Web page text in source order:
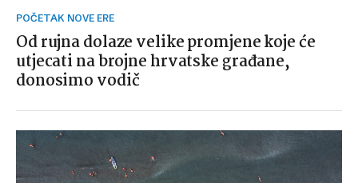
POČETAK NOVE ERE
Od rujna dolaze velike promjene koje će
utjecati na brojne hrvatske građane,
donosimo vodič